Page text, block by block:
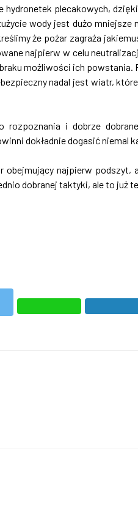
hydronetek plecakowych,
wody jest dużo mniejsze
że pożar zagraża
najpierw w celu
możliwości ich
nadal jest wiatr,
rozpoznania i dobrze
dokładnie dogasić niemal
najpierw podszyt,
dobranej taktyki, ale to już